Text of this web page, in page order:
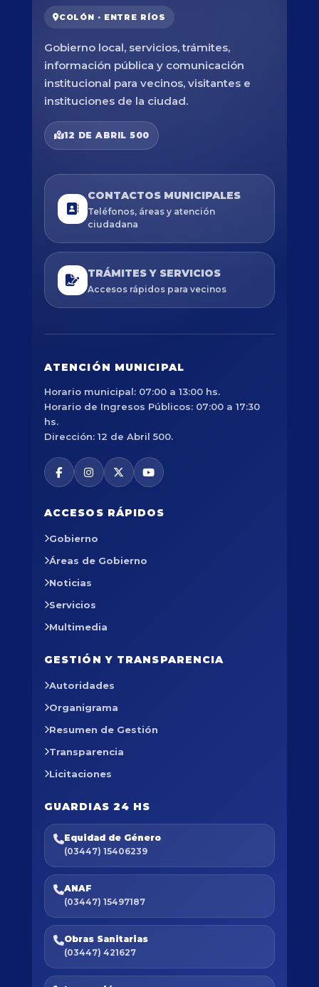
COLÓN · ENTRE RÍOS
Gobierno local, servicios, trámites,
información pública y comunicación
institucional para vecinos, visitantes e
instituciones de la ciudad.
12 DE ABRIL 500
CONTACTOS MUNICIPALES
Teléfonos, áreas y atención
ciudadana
TRÁMITES Y SERVICIOS
Accesos rápidos para vecinos
ATENCIÓN MUNICIPAL
Horario municipal: 07:00 a 13:00 hs.
Horario de Ingresos Públicos: 07:00 a 17:30
hs.
Dirección: 12 de Abril 500.
ACCESOS RÁPIDOS
Gobierno
Áreas de Gobierno
Noticias
Servicios
Multimedia
GESTIÓN Y TRANSPARENCIA
Autoridades
Organigrama
Resumen de Gestión
Transparencia
Licitaciones
GUARDIAS 24 HS
Equidad de Género
(03447) 15406239
ANAF
(03447) 15497187
Obras Sanitarias
(03447) 421627